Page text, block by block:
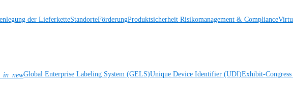
der LieferketteStandorteFörderungProduktsicherheit Risikomanagement & Compliance
Global Enterprise Labeling System (GELS)Unique Device Identifier (UDI)Exhibit-